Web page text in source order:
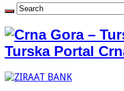
Turska Portal